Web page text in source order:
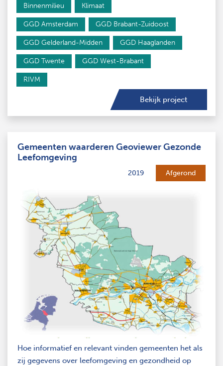
Binnenmilieu Klimaat
GGD Amsterdam GGD Brabant-Zuidoost
GGD Gelderland-Midden GGD Haaglanden
GGD Twente GGD West-Brabant
RIVM
Bekijk project
Gemeenten waarderen Geoviewer Gezonde
Leefomgeving
2019 Afgerond
Hoe informatief en relevant vinden gemeenten het als
zij gegevens over leefomgeving en gezondheid op